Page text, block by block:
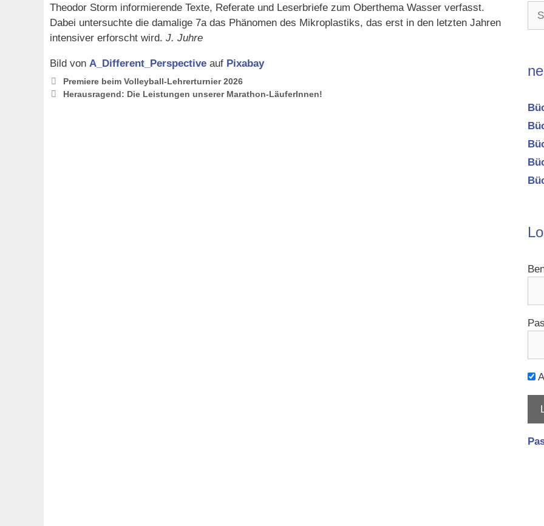
Theodor Storm informierende Texte, Referate und Leserbriefe zum Oberthema Wasser verfasst.
Dabei untersuchte die damalige 7a das Phänomen des Mikroplastiks, das erst in den letzten Jahren
intensiver erforscht wird. J. Juhre
Bild von A_Different_Perspective auf Pixabay
Premiere beim Volleyball-Lehrerturnier 2026
Herausragend: Die Leistungen unserer Marathon-LäuferInnen!